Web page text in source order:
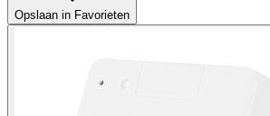
Opslaan in Favorieten